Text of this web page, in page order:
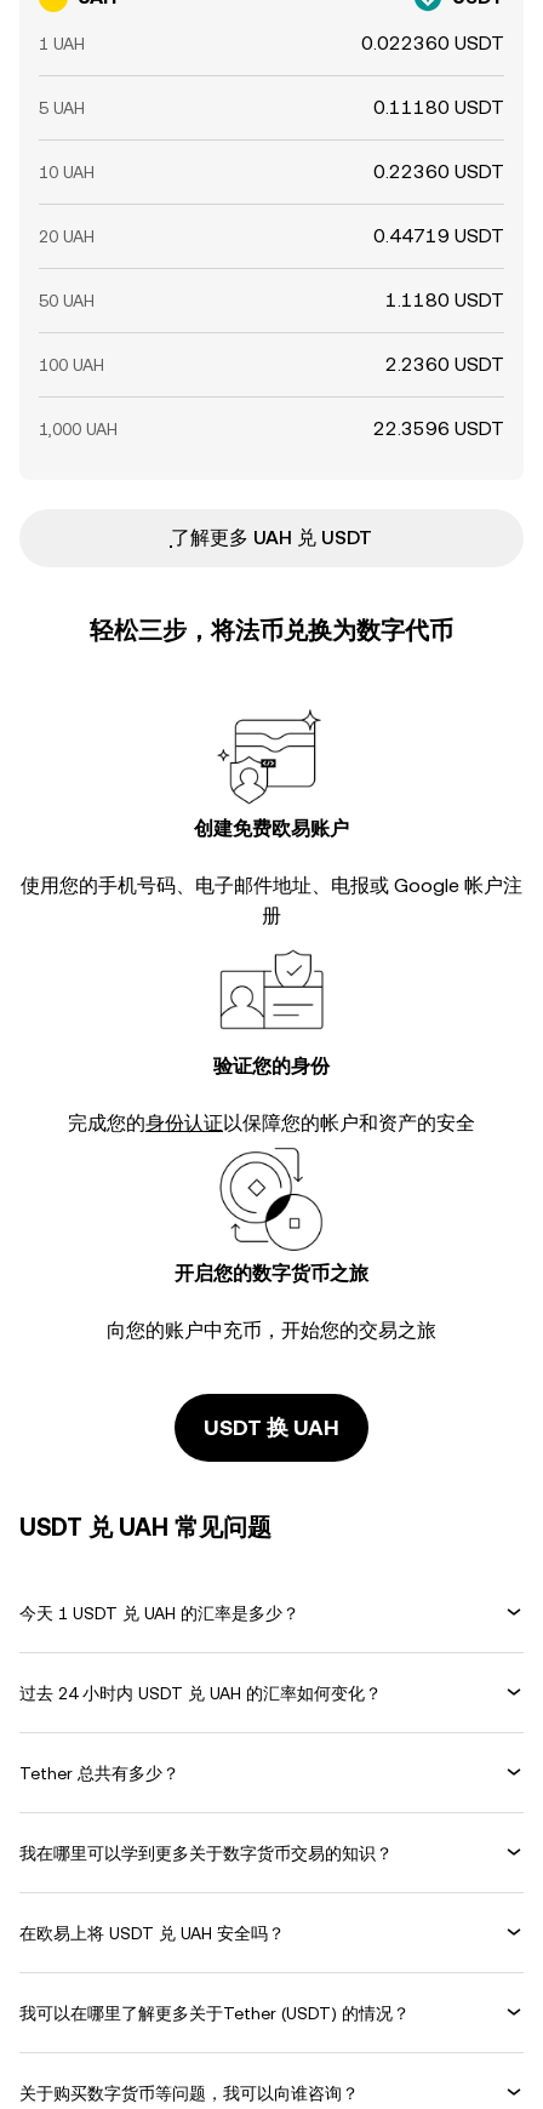
1 UAH 0.022360 USDT
5 UAH 0.11180 USDT
10 UAH 0.22360 USDT
20 UAH 0.44719 USDT
50 UAH 1.1180 USDT
100 UAH 2.2360 USDT
1,000 UAH 22.3596 USDT
ִִִִִִִִִִִִִִִִִִִִִִִִִִִִִִִִִִִִִִִִִִִִִִִ了解更多 UAH 兑 USDT
轻松三步，将法币兑换为数字代币
创建免费欧易账户
使用您的手机号码、电子邮件地址、电报或 Google 帐户注
册
验证您的身份
完成您的身份认证以保障您的帐户和资产的安全
开启您的数字货币之旅
向您的账户中充币，开始您的交易之旅
USDT 换 UAH
USDT 兑 UAH 常见问题
今天 1 USDT 兑 UAH 的汇率是多少？
过去 24 小时内 USDT 兑 UAH 的汇率如何变化？
Tether 总共有多少？
我在哪里可以学到更多关于数字货币交易的知识？
在欧易上将 USDT 兑 UAH 安全吗？
我可以在哪里了解更多关于Tether (USDT) 的情况？
关于购买数字货币等问题，我可以向谁咨询？